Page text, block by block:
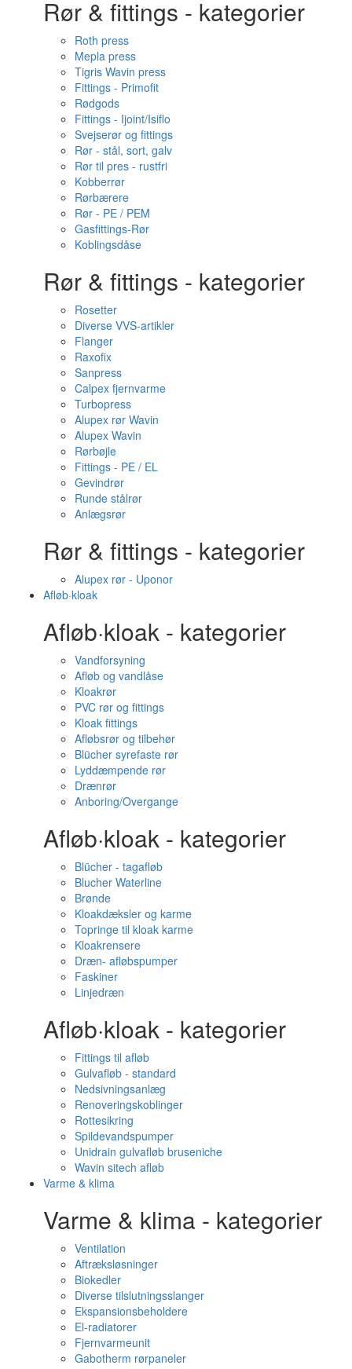
Rør & fittings - kategorier
Roth press
Mepla press
Tigris Wavin press
Fittings - Primofit
Rødgods
Fittings - Ijoint/Isiflo
Svejserør og fittings
Rør - stål, sort, galv
Rør til pres - rustfri
Kobberrør
Rørbærere
Rør - PE / PEM
Gasfittings-Rør
Koblingsdåse
Rør & fittings - kategorier
Rosetter
Diverse VVS-artikler
Flanger
Raxofix
Sanpress
Calpex fjernvarme
Turbopress
Alupex rør Wavin
Alupex Wavin
Rørbøjle
Fittings - PE / EL
Gevindrør
Runde stålrør
Anlægsrør
Rør & fittings - kategorier
Alupex rør - Uponor
Afløb·kloak
Afløb·kloak - kategorier
Vandforsyning
Afløb og vandlåse
Kloakrør
PVC rør og fittings
Kloak fittings
Afløbsrør og tilbehør
Blücher syrefaste rør
Lyddæmpende rør
Drænrør
Anboring/Overgange
Afløb·kloak - kategorier
Blücher - tagafløb
Blucher Waterline
Brønde
Kloakdæksler og karme
Topringe til kloak karme
Kloakrensere
Dræn- afløbspumper
Faskiner
Linjedræn
Afløb·kloak - kategorier
Fittings til afløb
Gulvafløb - standard
Nedsivningsanlæg
Renoveringskoblinger
Rottesikring
Spildevandspumper
Unidrain gulvafløb bruseniche
Wavin sitech afløb
Varme & klima
Varme & klima - kategorier
Ventilation
Aftræksløsninger
Biokedler
Diverse tilslutningsslanger
Ekspansionsbeholdere
El-radiatorer
Fjernvarmeunit
Gabotherm rørpaneler